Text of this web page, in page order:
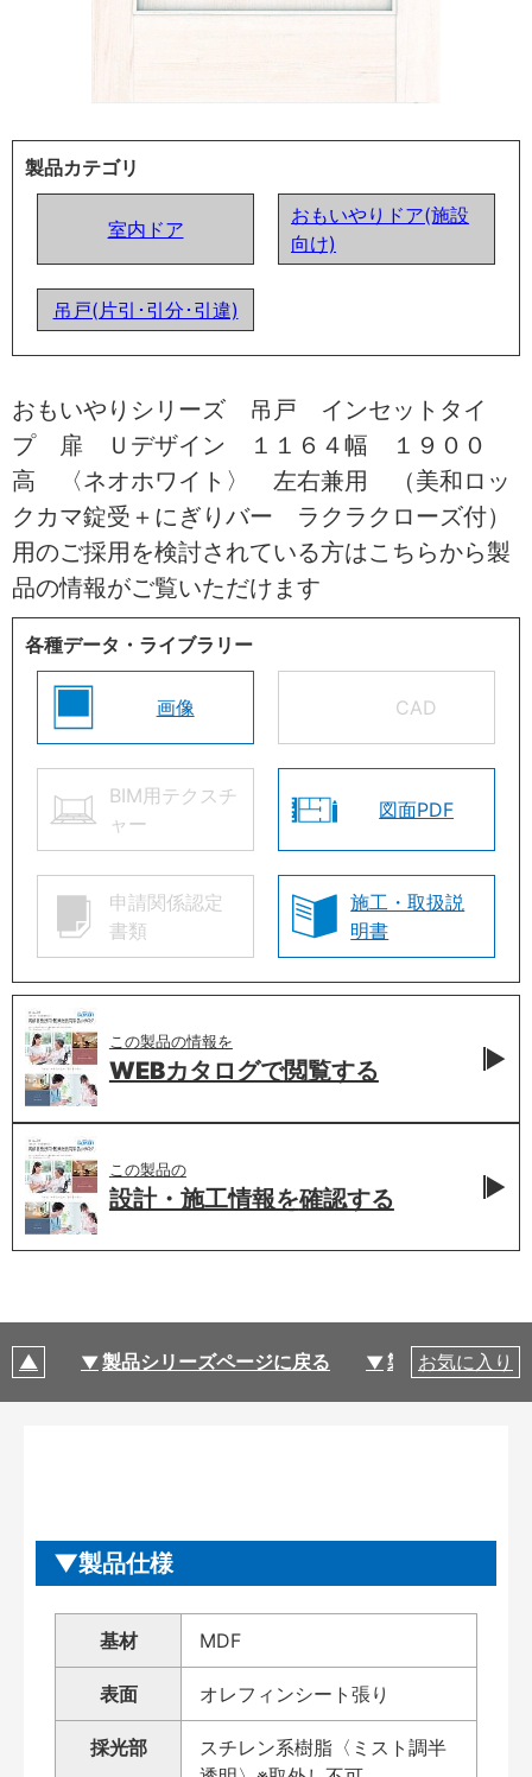
製品カテゴリ
室内ドア
おもいやりドア(施設
向け)
吊戸(片引･引分･引違)
おもいやりシリーズ 吊戸 インセットタイ
プ 扉 Ｕデザイン １１６４幅 １９００
高 〈ネオホワイト〉 左右兼用 （美和ロッ
クカマ錠受＋にぎりバー ラクラクローズ付）
用のご採用を検討されている方はこちらから製
品の情報がご覧いただけます
各種データ・ライブラリー
画像 CAD
BIM用テクスチ
ャー
図面PDF
申請関係認定
書類
施工・取扱説
明書
この製品の情報を
WEBカタログで閲覧する
この製品の
設計・施工情報を確認する
製品シリーズページに戻る 製品仕様
お気に入り
製品仕様
基材 MDF
表面 オレフィンシート張り
採光部
スチレン系樹脂〈ミスト調半